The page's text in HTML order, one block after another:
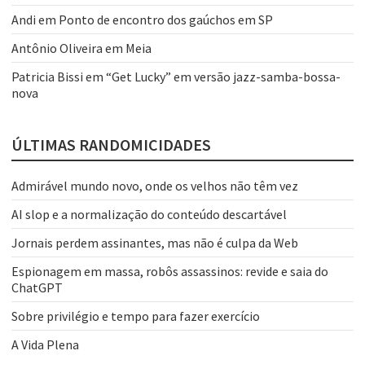
Andi em Ponto de encontro dos gaúchos em SP
Antônio Oliveira em Meia
Patricia Bissi em “Get Lucky” em versão jazz-samba-bossa-
nova
ÚLTIMAS RANDOMICIDADES
Admirável mundo novo, onde os velhos não têm vez
AI slop e a normalização do conteúdo descartável
Jornais perdem assinantes, mas não é culpa da Web
Espionagem em massa, robôs assassinos: revide e saia do
ChatGPT
Sobre privilégio e tempo para fazer exercício
A Vida Plena